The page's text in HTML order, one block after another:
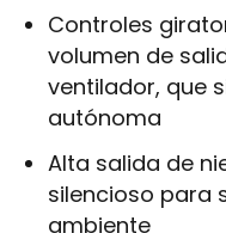
Controles
volumen de
ventilador, que
autónoma
Alta salida de
silencioso para
ambiente